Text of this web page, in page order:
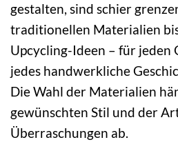
gestalten, sind schier
traditionellen Materialien
Upcycling-Ideen – für jeden
jedes handwerkliche
Die Wahl der Materialien
gewünschten Stil und der
Überraschungen ab.